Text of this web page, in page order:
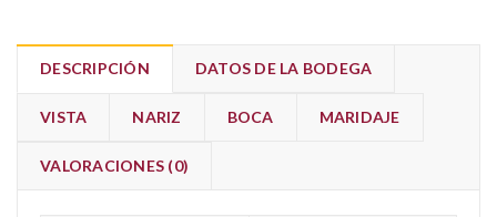
DESCRIPCIÓN DATOS DE LA BODEGA
VISTA NARIZ BOCA MARIDAJE
VALORACIONES (0)